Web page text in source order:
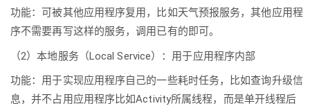
功能：可被其他应用程序复用，比如天气预报服务，其他应用程
序不需要再写这样的服务，调用已有的即可。
（2）本地服务（Local Service）：用于应用程序内部
功能：用于实现应用程序自己的一些耗时任务，比如查询升级信
息，并不占用应用程序比如Activity所属线程，而是单开线程后